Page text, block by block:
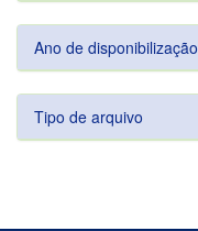
Ano de disponibilização
Tipo de arquivo